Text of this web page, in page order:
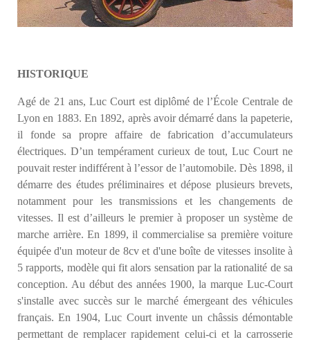
HISTORIQUE
Agé de 21 ans, Luc Court est diplômé de l’École Centrale de
Lyonen 1883. En 1892, après avoir démarré dans la papeterie,
il fonde sa propre affaire de fabrication d’accumulateurs
électriques. D’un tempérament curieux de tout, Luc Court ne
pouvait rester indifférent à l’essor de l’automobile. Dès 1898, il
démarre des études préliminaires et dépose plusieurs brevets,
notamment pour les transmissions et les changements de
vitesses. Il est d’ailleurs le premier à proposer un système de
marche arrière. En 1899, il commercialise sa première voiture
équipée d'un moteur de 8cv et d'une boîte de vitesses insolite à
5 rapports, modèle qui fit alors sensation par la rationalité de sa
conception. Au début des années 1900, la marque Luc-Court
s'installe avec succès sur le marché émergeant des véhicules
français. En 1904, Luc Court invente un châssis démontable
permettant de remplacer rapidement celui-ci et la carrosserie